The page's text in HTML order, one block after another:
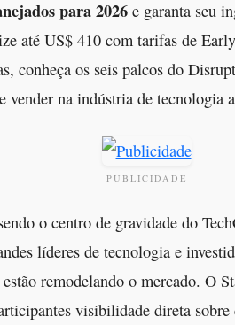
para 2026 e garanta seu
até US$ 410 com tarifas de
conheça os seis palcos do
vender na indústria de tecnologia
PUBLICIDADE
o centro de gravidade do
líderes de tecnologia e
remodelando o mercado. O
visibilidade direta